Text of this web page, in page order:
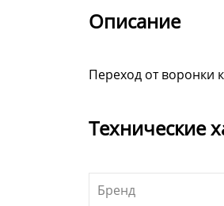
Описание
Переход от воронки
Технические
Бренд